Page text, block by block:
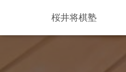
桜井将棋塾